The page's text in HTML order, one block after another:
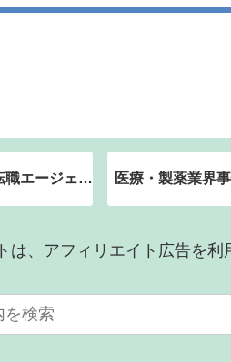
就職・転職エージェント 医療・製薬業界
は、アフィリエイト広告を利